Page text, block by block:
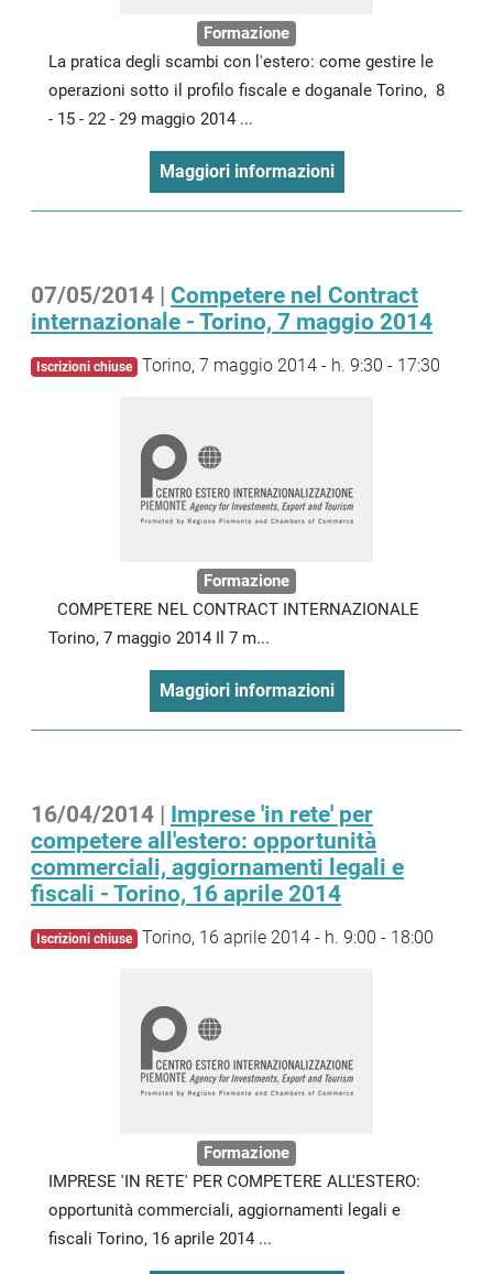
Formazione
La pratica degli scambi con l'estero: come gestire le
operazioni sotto il profilo fiscale e doganale Torino, 8
- 15 - 22 - 29 maggio 2014 ...
Maggiori informazioni
07/05/2014 | Competere nel Contract
internazionale - Torino, 7 maggio 2014
Iscrizioni chiuse Torino, 7 maggio 2014 - h. 9:30 - 17:30
Formazione
COMPETERE NEL CONTRACT INTERNAZIONALE
Torino, 7 maggio 2014 Il 7 m...
Maggiori informazioni
16/04/2014 | Imprese 'in rete' per
competere all'estero: opportunità
commerciali, aggiornamenti legali e
fiscali - Torino, 16 aprile 2014
Iscrizioni chiuse Torino, 16 aprile 2014 - h. 9:00 - 18:00
Formazione
IMPRESE 'IN RETE' PER COMPETERE ALL'ESTERO:
opportunità commerciali, aggiornamenti legali e
fiscali Torino, 16 aprile 2014 ...